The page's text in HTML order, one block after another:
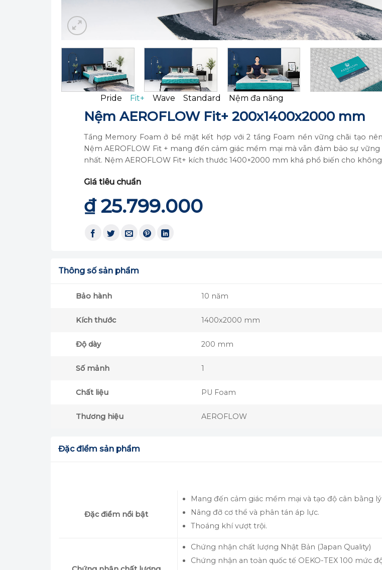
Pride Fit+ Wave Standard Nệm đa năng
Nệm AEROFLOW Fit+ 200x1400x2000 mm
Tầng Memory Foam ở bề mặt kết hợp với 2 tầng Foam nền vững chãi tạo
Nệm AEROFLOW Fit + mang đến cảm giác mềm mại mà vẫn đảm bảo sự
nhất. Nệm AEROFLOW Fit+ kích thước 1400×2000 mm khá phổ biến cho
Giá tiêu chuẩn
₫25.799.000
Thông số sản phẩm
Bảo hành 10 năm
Kích thước 1400x2000 mm
Độ dày 200 mm
Số mảnh 1
Chất liệu PU Foam
Thương hiệu AEROFLOW
Đặc điểm sản phẩm
Đặc điểm nổi bật
Mang đến cảm giác mềm mại và tạo độ cân bằng
Nâng đỡ cơ thể và phân tán áp lực.
Thoáng khí vượt trội.
Chứng nhận chất lượng Nhật Bản (Japan Quality)
Chứng nhận an toàn quốc tế OEKO-TEX 100 mức